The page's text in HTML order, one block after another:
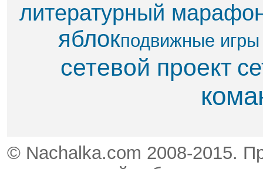
литературный
яблок​подвижные игры
сетевой проект
© Nachalka.com 2008-2015.